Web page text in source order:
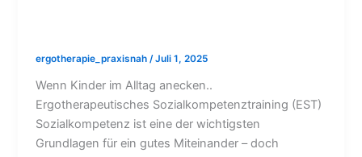
ergotherapie_praxisnah/Juli 1, 2025
Wenn Kinder im Alltag anecken..
Ergotherapeutisches Sozialkompetenztraining (EST)
Sozialkompetenz ist eine der wichtigsten
Grundlagen für ein gutes Miteinander – doch